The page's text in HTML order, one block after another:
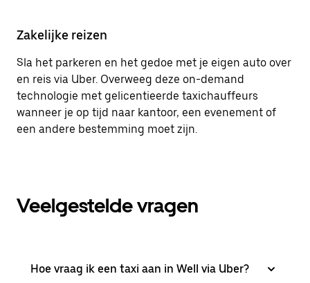
Zakelijke reizen
Sla het parkeren en het gedoe met je eigen auto over
en reis via Uber. Overweeg deze on-demand
technologie met gelicentieerde taxichauffeurs
wanneer je op tijd naar kantoor, een evenement of
een andere bestemming moet zijn.
Veelgestelde vragen
Hoe vraag ik een taxi aan in Well via Uber?